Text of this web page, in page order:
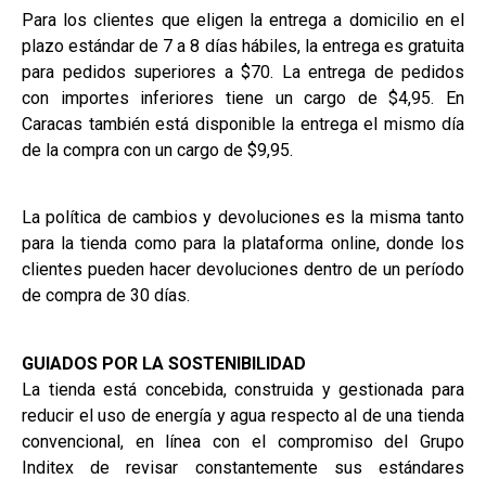
Para los clientes que eligen la entrega a domicilio en el
plazo estándar de 7 a 8 días hábiles, la entrega es gratuita
para pedidos superiores a $70. La entrega de pedidos
con importes inferiores tiene un cargo de $4,95. En
Caracas también está disponible la entrega el mismo día
de la compra con un cargo de $9,95.
La política de cambios y devoluciones es la misma tanto
para la tienda como para la plataforma online, donde los
clientes pueden hacer devoluciones dentro de un período
de compra de 30 días.
GUIADOS POR LA SOSTENIBILIDAD
La tienda está concebida, construida y gestionada para
reducir el uso de energía y agua respecto al de una tienda
convencional, en línea con el compromiso del Grupo
Inditex de revisar constantemente sus estándares